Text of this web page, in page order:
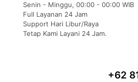
Senin - Minggu, 00:00 - 00:00 WIB
Full Layanan 24 Jam
Support Hari Libur/Raya
Tetap Kami Layani 24 Jam.
+62